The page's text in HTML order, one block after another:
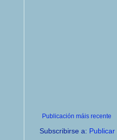
Publicación máis recente
Subscribirse a: